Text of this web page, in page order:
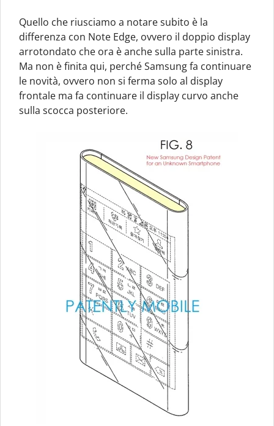
Quello che riusciamo a notare subito è la
differenza con Note Edge, ovvero il doppio display
arrotondato che ora è anche sulla parte sinistra.
Ma non è finita qui, perché Samsung fa continuare
le novità, ovvero non si ferma solo al display
frontale ma fa continuare il display curvo anche
sulla scocca posteriore.